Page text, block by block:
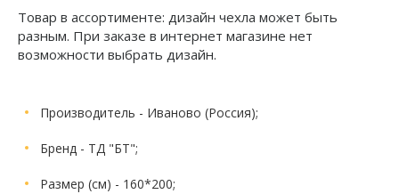
Товар в ассортименте: дизайн чехла может быть
разным. При заказе в интернет магазине нет
возможности выбрать дизайн.
Производитель - Иваново (Россия);
Бренд - ТД "БТ";
Размер (см) - 160*200;